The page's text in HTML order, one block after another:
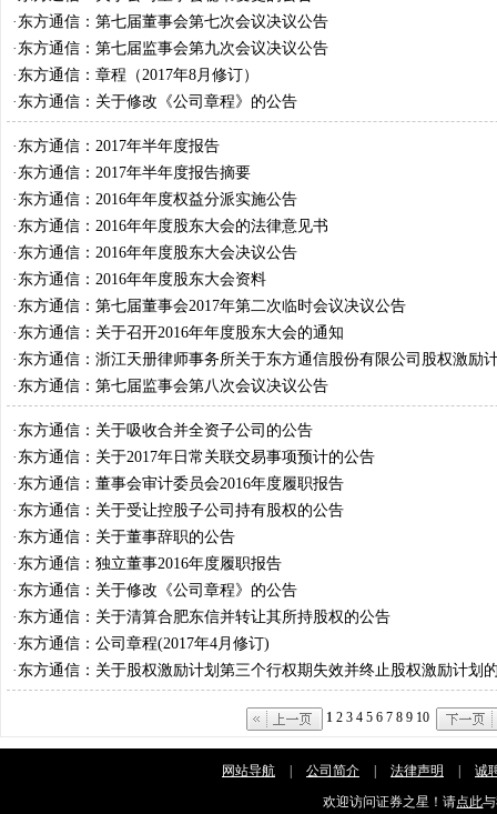
· 东方通信：第七届董事会第七次会议决议公告
· 东方通信：第七届监事会第九次会议决议公告
· 东方通信：章程（2017年8月修订）
· 东方通信：关于修改《公司章程》的公告
· 东方通信：2017年半年度报告
· 东方通信：2017年半年度报告摘要
· 东方通信：2016年年度权益分派实施公告
· 东方通信：2016年年度股东大会的法律意见书
· 东方通信：2016年年度股东大会决议公告
· 东方通信：2016年年度股东大会资料
· 东方通信：第七届董事会2017年第二次临时会议决议公告
· 东方通信：关于召开2016年年度股东大会的通知
· 东方通信：浙江天册律师事务所关于东方通信股份有限公司股权激励
行权期失效并终止股权激励计划之法律意见书
· 东方通信：第七届监事会第八次会议决议公告
· 东方通信：关于吸收合并全资子公司的公告
· 东方通信：关于2017年日常关联交易事项预计的公告
· 东方通信：董事会审计委员会2016年度履职报告
· 东方通信：关于受让控股子公司持有股权的公告
· 东方通信：关于董事辞职的公告
· 东方通信：独立董事2016年度履职报告
· 东方通信：关于修改《公司章程》的公告
· 东方通信：关于清算合肥东信并转让其所持股权的公告
· 东方通信：公司章程(2017年4月修订)
· 东方通信：关于股权激励计划第三个行权期失效并终止股权激励计划
1 2 3 4 5 6 7 8 9 10
网站导航 | 公司简介 | 法律声明 |
诚
欢迎访问证券之星！请点此